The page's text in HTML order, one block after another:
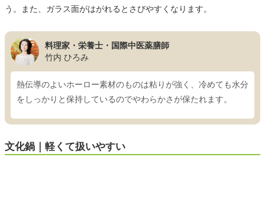
う。また、ガラス面がはがれるとさびやすくなります。
料理家・栄養士・国際中医薬膳師
竹内 ひろみ
熱伝導のよいホーロー素材のものは粘りが強く、冷めても水分
をしっかりと保持しているのでやわらかさが保たれます。
文化鍋｜軽くて扱いやすい